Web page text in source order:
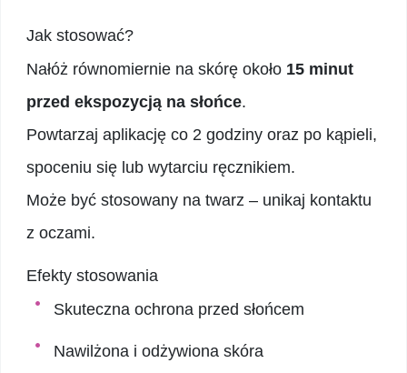
Jak stosować?
Nałóż równomiernie na skórę około 15 minut
przed ekspozycją na słońce.
Powtarzaj aplikację co 2 godziny oraz po kąpieli,
spoceniu się lub wytarciu ręcznikiem.
Może być stosowany na twarz – unikaj kontaktu
z oczami.
Efekty stosowania
Skuteczna ochrona przed słońcem
Nawilżona i odżywiona skóra